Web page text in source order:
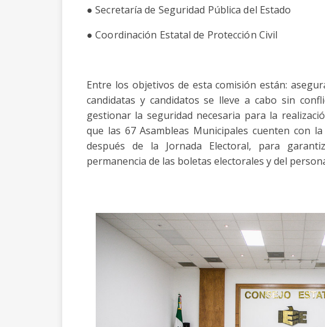
● Secretaría de Seguridad Pública del Estado
●Coordinación Estatal de Protección Civil
Entre los objetivos de esta comisión están:
candidatas y candidatos se lleve a cabo sin
gestionar la seguridad necesaria para la
que las 67 Asambleas Municipales cuenten con
después de la Jornada Electoral, para
permanencia de las boletas electorales y del